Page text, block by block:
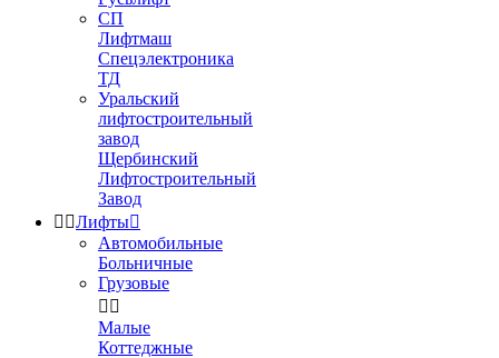
СП
Лифтмаш
Спецэлектроника
ТД
Уральский
лифтостроительный
завод
Щербинский
Лифтостроительный
Завод
 Лифты
Автомобильные
Больничные
Грузовые
 
Малые
Коттеджные